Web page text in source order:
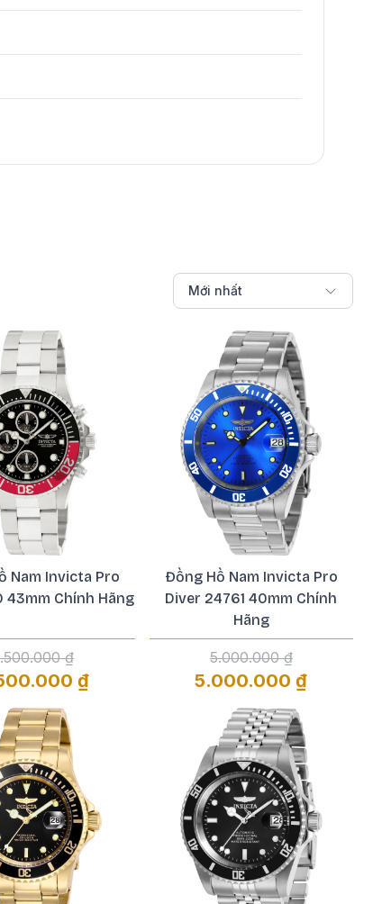
Mới nhất
Nam Invicta Pro
43mm Chính Hãng
₫
₫
Đồng Hồ Nam Invicta Pro
Diver 24761 40mm Chính
Hãng
5.000.000 ₫
5.000.000 ₫